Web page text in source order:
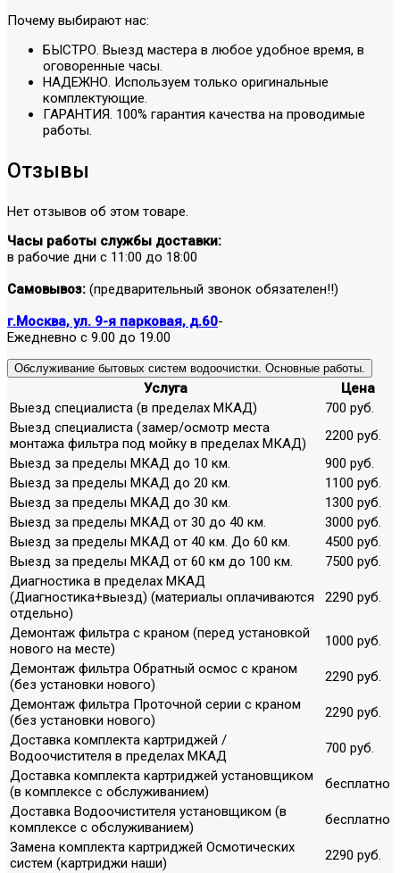
Почему выбирают нас:
БЫСТРО. Выезд мастера в любое удобное время, в
оговоренные часы.
НАДЕЖНО. Используем только оригинальные
комплектующие.
ГАРАНТИЯ. 100% гарантия качества на проводимые
работы.
Отзывы
Нет отзывов об этом товаре.
Часы работы службы доставки:
в рабочие дни с 11:00 до 18:00
Самовывоз: (предварительный звонок обязателен!!)
г.Москва, ул. 9-я парковая, д.60-
Ежедневно с 9.00 до 19.00
Обслуживание бытовых систем водоочистки. Основные работы.
Услуга
Цена
Выезд специалиста (в пределах МКАД)
700 руб.
Выезд специалиста (замер/осмотр места
монтажа фильтра под мойку в пределах МКАД)
2200 руб.
Выезд за пределы МКАД до 10 км.
900 руб.
Выезд за пределы МКАД до 20 км.
1100 руб.
Выезд за пределы МКАД до 30 км.
1300 руб.
Выезд за пределы МКАД от 30 до 40 км.
3000 руб.
Выезд за пределы МКАД от 40 км. До 60 км.
4500 руб.
Выезд за пределы МКАД от 60 км до 100 км.
7500 руб.
Диагностика в пределах МКАД
(Диагностика+выезд) (материалы оплачиваются
отдельно)
2290 руб.
Демонтаж фильтра с краном (перед установкой
нового на месте)
1000 руб.
Демонтаж фильтра Обратный осмос с краном
(без установки нового)
2290 руб.
Демонтаж фильтра Проточной серии с краном
(без установки нового)
2290 руб.
Доставка комплекта картриджей /
Водоочистителя в пределах МКАД
700 руб.
Доставка комплекта картриджей установщиком
(в комплексе с обслуживанием)
бесплатно
Доставка Водоочистителя установщиком (в
комплексе с обслуживанием)
бесплатно
Замена комплекта картриджей Осмотических
систем (картриджи наши)
2290 руб.